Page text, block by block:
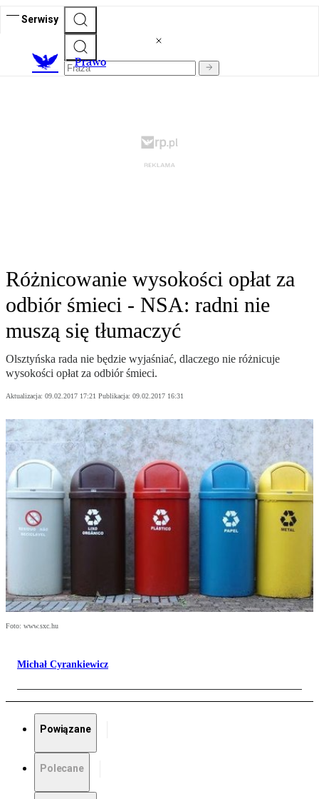
Serwisy
Prawo
Różnicowanie wysokości opłat za
odbiór śmieci - NSA: radni nie
muszą się tłumaczyć
Olsztyńska rada nie będzie wyjaśniać, dlaczego nie różnicuje
wysokości opłat za odbiór śmieci.
Aktualizacja: 09.02.2017 17:21 Publikacja: 09.02.2017 16:31
Foto: www.sxc.hu
Michał Cyrankiewicz
Powiązane
Polecane